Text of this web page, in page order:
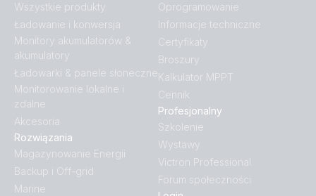
Wszystkie produkty
Ładowanie i konwersja
Monitory akumulatorów &
akumulatory
Ładowarki & panele słoneczne
Monitorowanie lokalne i
zdalne
Akcesoria
Rozwiązania
Magazynowanie Energii
Backup i Off-grid
Marine
Oprogramowanie
Informacje techniczne
Certyfikaty
Broszury
Kalkulator MPPT
Cennik
Profesjonalny
Szkolenie
Wystawy
Victron Professional
Forum społeczności